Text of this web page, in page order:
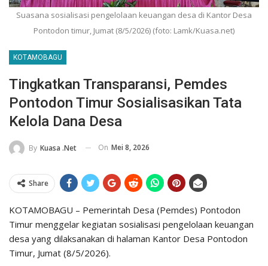
Suasana sosialisasi pengelolaan keuangan desa di Kantor Desa
Pontodon timur, Jumat (8/5/2026) (foto: Lamk/Kuasa.net)
KOTAMOBAGU
Tingkatkan Transparansi, Pemdes
Pontodon Timur Sosialisasikan Tata
Kelola Dana Desa
By Kuasa .net On Mei 8, 2026
Share
KOTAMOBAGU – Pemerintah Desa (Pemdes) Pontodon
Timur menggelar kegiatan sosialisasi pengelolaan keuangan
desa yang dilaksanakan di halaman Kantor Desa Pontodon
Timur, Jumat (8/5/2026).